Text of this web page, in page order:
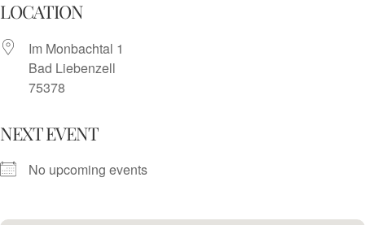
Skip
content
LOCATION
Im Monbachtal 1
Bad Liebenzell
75378
NEXT EVENT
No upcoming events